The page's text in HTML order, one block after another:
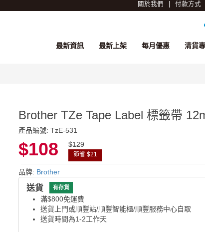
關於我們 付款方式
清貨
每月優惠
最新上架
最新資訊
Brother TZe Tape Label 標籤帶
產品編號: TzE-531
$108 $129
節省 $21
品牌: Brother
送貨 有存貨
滿$800免運費
送貨上門或順豐站/順豐智能櫃/順豐服務中心自取
送貨時間為1-2工作天